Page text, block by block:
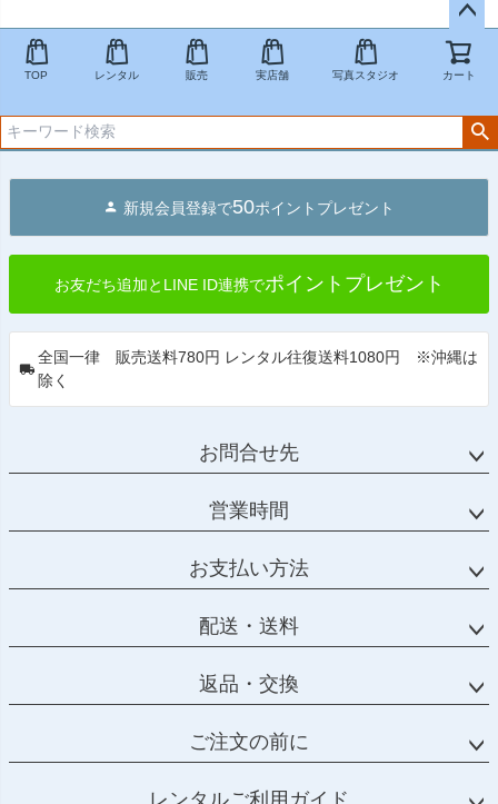
ペー
ジト
TOP レンタル 販売 実店舗 写真スタジオ カート
新規会員登録で50ポイントプレゼント
お友だち追加とLINE ID連携でポイントプレゼント
全国一律 販売送料780円 レンタル往復送料1080円 ※沖縄は
除く
お問合せ先
営業時間
お支払い方法
配送・送料
返品・交換
ご注文の前に
レンタルご利用ガイド